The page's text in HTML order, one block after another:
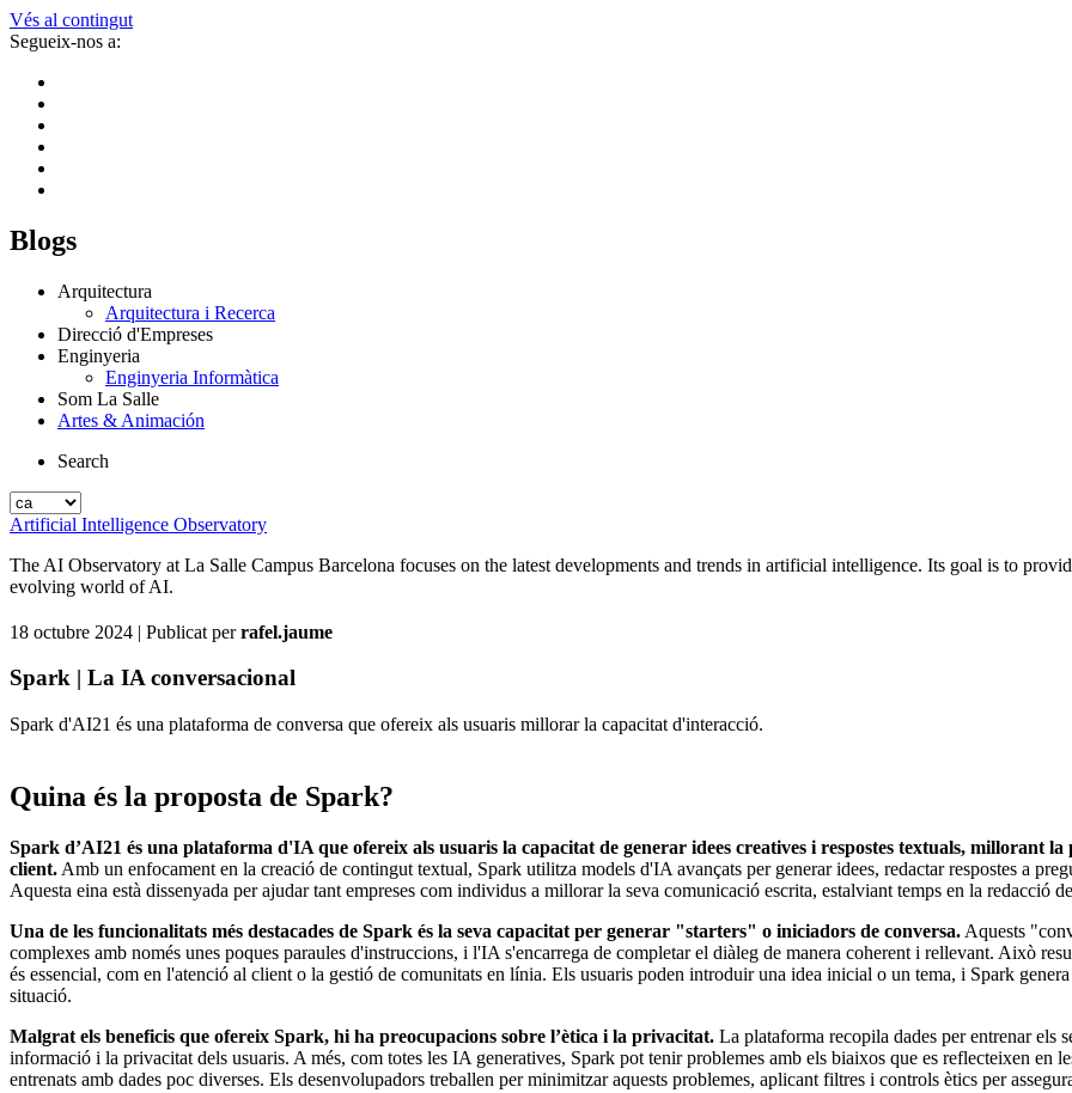
Vés al contingut
Segueix-nos a:
Blogs
Arquitectura
Arquitectura i Recerca
Direcció d'Empreses
Enginyeria
Enginyeria Informàtica
Som La Salle
Artes & Animación
Search
Artificial Intelligence Observatory
The AI Observatory at La Salle Campus Barcelona focuses on the latest developments and trends in artificial intelligence. Its goal is to
evolving world of AI.
18 octubre 2024 | Publicat perrafel.jaume
Spark | La IA conversacional
Spark d'AI21 és una plataforma de conversa que ofereix als usuaris millorar la capacitat d'interacció.
Quina és la proposta de Spark?
Spark d’AI21 és una plataforma d'IA que ofereix als usuaris la capacitat de generar idees creatives i respostes textuals, millorant
client. Amb un enfocament en la creació de contingut textual, Spark utilitza models d'IA avançats per generar idees, redactar respostes a
Aquesta eina està dissenyada per ajudar tant empreses com individus a millorar la seva comunicació escrita, estalviant temps en la redacció
Una de les funcionalitats més destacades de Spark és la seva capacitat per generar "starters" o iniciadors de conversa. Aquests
complexes amb només unes poques paraules d'instruccions, i l'IA s'encarrega de completar el diàleg de manera coherent i rellevant. Això
és essencial, com en l'atenció al client o la gestió de comunitats en línia. Els usuaris poden introduir una idea inicial o un tema, i Spark
situació.
Malgrat els beneficis que ofereix Spark, hi ha preocupacions sobre l’ètica i la privacitat. La plataforma recopila dades per entrenar els
informació i la privacitat dels usuaris. A més, com totes les IA generatives, Spark pot tenir problemes amb els biaixos que es reflecteixen en
entrenats amb dades poc diverses. Els desenvolupadors treballen per minimitzar aquests problemes, aplicant filtres i controls ètics per